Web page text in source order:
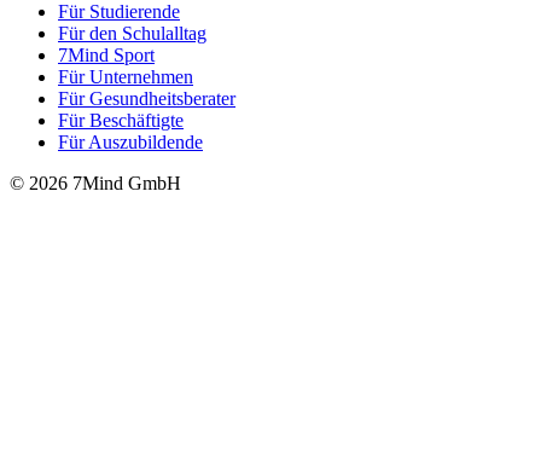
Für Stu­die­rende
Für den Schulalltag
7Mind Sport
Für Unter­neh­men
Für Gesund­heits­be­ra­ter
Für Beschäftigte
Für Auszubildende
© 2026 7Mind GmbH